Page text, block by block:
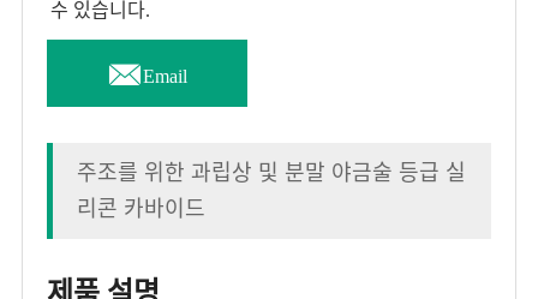
수 있습니다.
Email
주조를 위한 과립상 및 분말 야금술 등급 실
리콘 카바이드